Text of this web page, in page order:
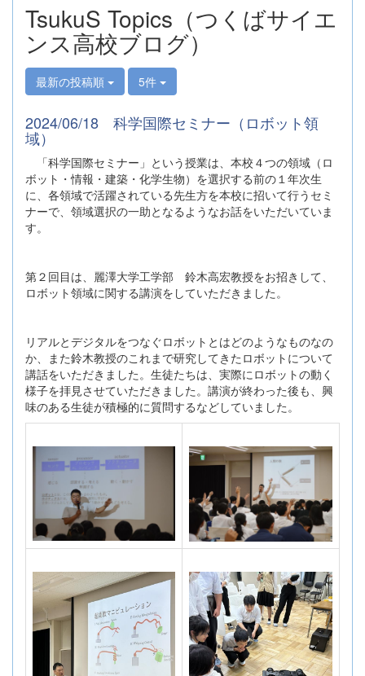
TsukuS Topics（つくばサイエ
ンス高校ブログ）
最新の投稿順 5件
2024/06/18 科学国際セミナー（ロボット領
域）
「科学国際セミナー」という授業は、本校４つの領域（ロ
ボット・情報・建築・化学生物）を選択する前の１年次生
に、各領域で活躍されている先生方を本校に招いて行うセミ
ナーで、領域選択の一助となるようなお話をいただいていま
す。
第２回目は、麗澤大学工学部 鈴木高宏教授をお招きして、
ロボット領域に関する講演をしていただきました。
リアルとデジタルをつなぐロボットとはどのようなものなの
か、また鈴木教授のこれまで研究してきたロボットについて
講話をいただきました。生徒たちは、実際にロボットの動く
様子を拝見させていただきました。講演が終わった後も、興
味のある生徒が積極的に質問するなどしていました。